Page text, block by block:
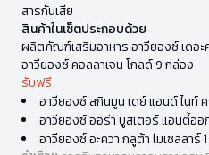
สารกันเสีย
สินค้าในเซ็ตประกอบด้วย
ผลิตภัณฑ์เสริมอาหาร อาวียองซ์ เดอะ
อาวียองซ์ คอลลาเจน โกลด์ 9 กล่อง
รับฟรี
อาวียองซ์ สกินมูน เดย์ แอนด์ ไนท์
อาวียองซ์ ออร่า บูสเตอร์ แอนตี้ออ
อาวียองซ์ อะควา กลูต้า ไมเซลลาร์